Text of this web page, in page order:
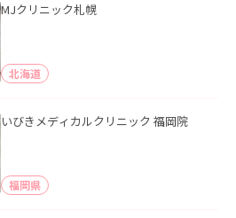
MJクリニック札幌
北海道
いびきメディカルクリニック 福岡院
福岡県